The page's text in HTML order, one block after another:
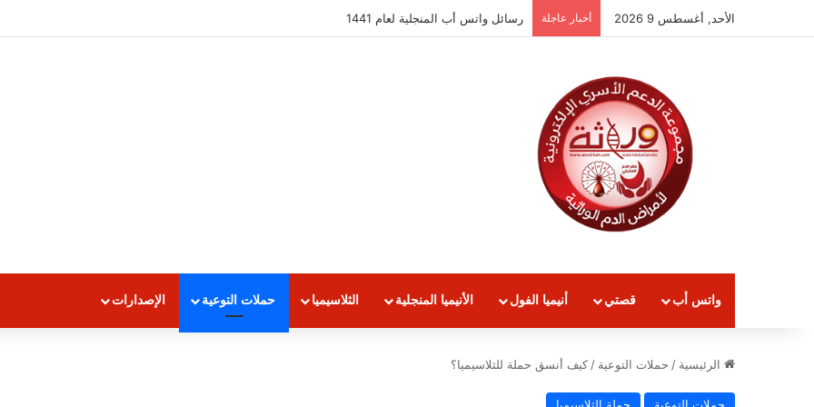
الأحد, أغسطس 9 2026 أخبار عاجلة رسائل الواتساب الثلاسيميا لعام 2018 /2019
واتس أب قصتي أنيميا الفول الأنيميا المنجلية الثلاسيميا حملات التوعية الإصدارات
الرئيسية / حملات التوعية / كيف أنسق حملة للثلاسيميا؟